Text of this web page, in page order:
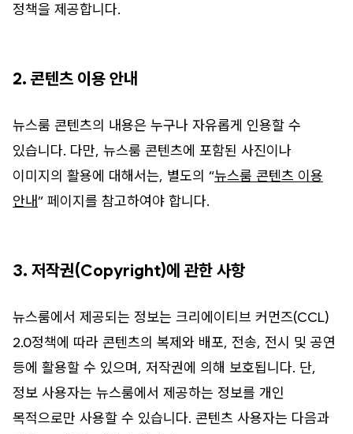
정책을 제공합니다.
2. 콘텐츠 이용 안내
뉴스룸 콘텐츠의 내용은 누구나 자유롭게 인용할 수
있습니다. 다만, 뉴스룸 콘텐츠에 포함된 사진이나
이미지의 활용에 대해서는, 별도의 “뉴스룸 콘텐츠 이용
안내” 페이지를 참고하여야 합니다.
3. 저작권(Copyright)에 관한 사항
뉴스룸에서 제공되는 정보는 크리에이티브 커먼즈(CCL)
2.0정책에 따라 콘텐츠의 복제와 배포, 전송, 전시 및 공연
등에 활용할 수 있으며, 저작권에 의해 보호됩니다. 단,
정보 사용자는 뉴스룸에서 제공하는 정보를 개인
목적으로만 사용할 수 있습니다. 콘텐츠 사용자는 다음과